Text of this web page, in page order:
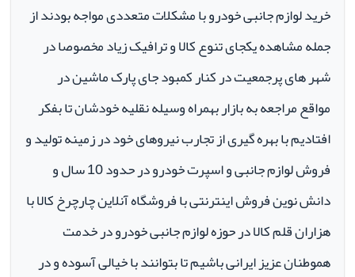
خرید لوازم جانبی خودرو با مشکلات متعددی مواجه بودند از
جمله مشاهده یکجای تنوع کالا و ترافیک زیاد مخصوصا در
شهر های پرجمعیت در کنار کمبود جای پارک ماشین در
مواقع مراجعه به بازار بهمراه وسیله نقلیه خودشان تا بفکر
افتادیم با بهره گیری از تجارب نیروهای خود در زمینه تولید و
فروش لوازم جانبی و اسپرت خودرو در حدود 10 سال و
دانش نوین فروش اینترنتی با فروشگاه آنلاین چارچرخ کالا با
هزاران قلم کالا در حوزه لوازم جانبی خودرو در خدمت
هموطنان عزیز ایرانی باشیم تا بتوانند با خیالی آسوده و در